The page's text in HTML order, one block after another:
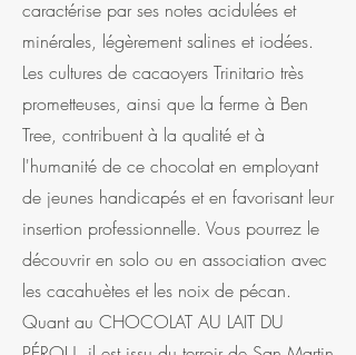
caractérise par ses notes acidulées et
minérales, légèrement salines et iodées.
Les cultures de cacaoyers Trinitario très
prometteuses, ainsi que la ferme à Ben
Tree, contribuent à la qualité et à
l'humanité de ce chocolat en employant
de jeunes handicapés et en favorisant leur
insertion professionnelle. Vous pourrez le
découvrir en solo ou en association avec
les cacahuètes et les noix de pécan.
Quant au CHOCOLAT AU LAIT DU